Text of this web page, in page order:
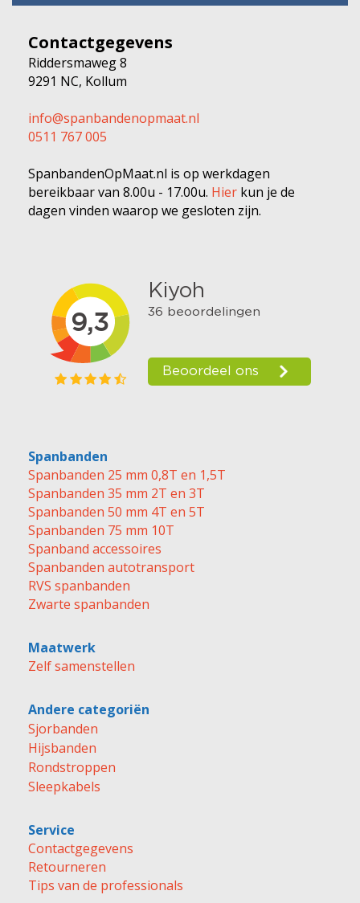
Contactgegevens
Riddersmaweg 8
9291 NC, Kollum
info@spanbandenopmaat.nl
0511 767 005
SpanbandenOpMaat.nl is op werkdagen
bereikbaar van 8.00u - 17.00u. Hier kun je de
dagen vinden waarop we gesloten zijn.
Spanbanden
Spanbanden 25 mm 0,8T en 1,5T
Spanbanden 35 mm 2T en 3T
Spanbanden 50 mm 4T en 5T
Spanbanden 75 mm 10T
Spanband accessoires
Spanbanden autotransport
RVS spanbanden
Zwarte spanbanden
Maatwerk
Zelf samenstellen
Andere categoriën
Sjorbanden
Hijsbanden
Rondstroppen
Sleepkabels
Service
Contactgegevens
Retourneren
Tips van de professionals